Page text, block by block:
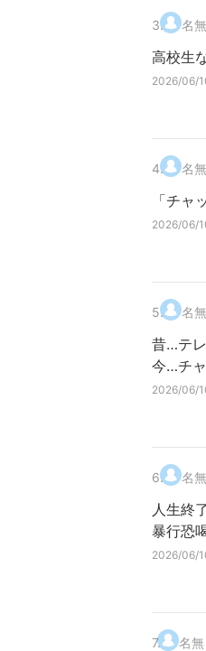
3. 名
高校生
2026/06/
4. 名
「チャ
2026/06/
5. 名
昔…テ
今…チ
2026/06/
6. 名
人生終
暴行恐
2026/06/
7. 名